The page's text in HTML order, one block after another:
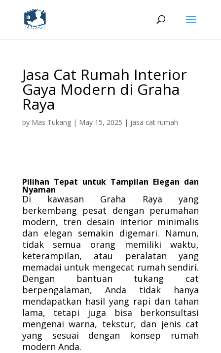
Jasa Cat Rumah Interior
Gaya Modern di Graha
Raya
by Mas Tukang| May 15, 2025 | jasa cat rumah
Pilihan Tepat untuk Tampilan Elegan dan
Nyaman
Di kawasan Graha Raya yang
berkembang pesat dengan perumahan
modern, tren desain interior minimalis
dan elegan semakin digemari. Namun,
tidak semua orang memiliki waktu,
keterampilan, atau peralatan yang
memadai untuk mengecat rumah sendiri.
Dengan bantuan tukang cat
berpengalaman, Anda tidak hanya
mendapatkan hasil yang rapi dan tahan
lama, tetapi juga bisa berkonsultasi
mengenai warna, tekstur, dan jenis cat
yang sesuai dengan konsep rumah
modern Anda.